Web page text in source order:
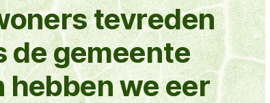
tevreden
de gemeente
hebben we eer